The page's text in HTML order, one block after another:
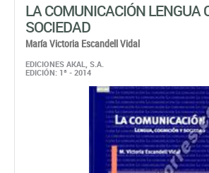
LA COMUNICACIÓN LENGUA
SOCIEDAD
María Victoria Escandell Vidal
EDICIONES AKAL, S.A.
EDICIÓN: 1ª - 2014